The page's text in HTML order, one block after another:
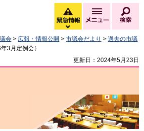
緊急情報
緊急情報を開く
メニュー
会 > 広報・情報公開 > 市議会だより > 過去の市議
3月定例会）
更新日：2024年5月23日